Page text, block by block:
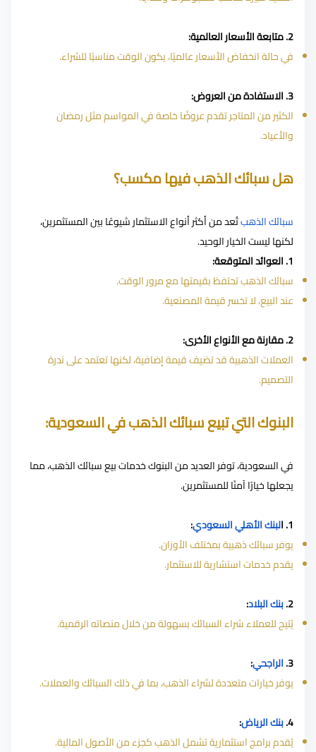
2. متابعة الأسعار العالمية:
في حالة انخفاض الأسعار عالميًا، يكون الوقت مناسبًا للشراء.
3. الاستفادة من العروض:
الكثير من المتاجر تقدم عروضًا خاصة في المواسم مثل رمضان
والأعياد.
هل سبائك الذهب فيها مكسب؟
سبائك الذهبتُعد من أكثر أنواع الاستثمار شيوعًا بين المستثمرين،
لكنها ليست الخيار الوحيد.
1. العوائد المتوقعة:
سبائك الذهب تحتفظ بقيمتها مع مرور الوقت.
عند البيع، لا تخسر قيمة المصنعية.
2. مقارنة مع الأنواع الأخرى:
العملات الذهبية قد تضيف قيمة إضافية، لكنها تعتمد على ندرة
التصميم.
البنوك التي تبيع سبائك الذهب في السعودية:
في السعودية، توفر العديد من البنوك خدمات بيع سبائك الذهب، مما
يجعلها خيارًا آمنًا للمستثمرين.
1. ا لبنك الأهلي السعودي:
يوفر سبائك ذهبية بمختلف الأوزان.
يقدم خدمات استشارية للاستثمار.
2. بنك البلاد:
يُتيح للعملاء شراء السبائك بسهولة من خلال منصاته الرقمية.
3. الراجحي:
يوفر خيارات متعددة لشراء الذهب، بما في ذلك السبائك والعملات.
4. بنك الرياض:
يُقدم برامج استثمارية تشمل الذهب كجزء من الأصول المالية.